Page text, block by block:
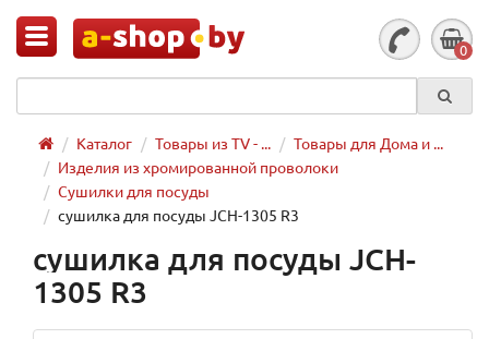
0
Каталог Товары из TV - ...
Товары для Дома и ...
Изделия из хромированной проволоки
Сушилки для посуды
сушилка для посуды JCH-1305 R3
сушилка для посуды JCH-
1305 R3